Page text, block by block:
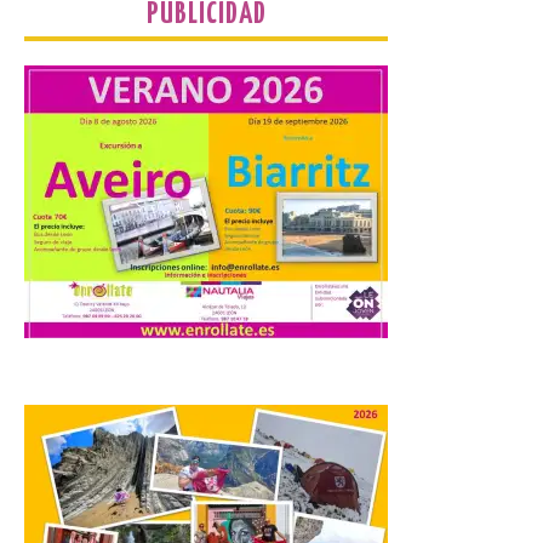
reforzará la movilidad con un servicio
especial de lanzaderas desde el PCTCAN
a Ciriego. El Ayuntamiento de […]
Turismo de Extremadura
impulsa nuevas
iniciativas relacionadas
con el trío de eclipses para
afianzar a Extremadura
como referente en
astroturismo
8 Ago 2026
Extremadura cuenta con
uno de los cielos
estrellados con menor
contaminación lumínica
de Europa, un recurso
natural que permite disfrutar de
actividades de astroturismo durante todo
PUBLICIDAD